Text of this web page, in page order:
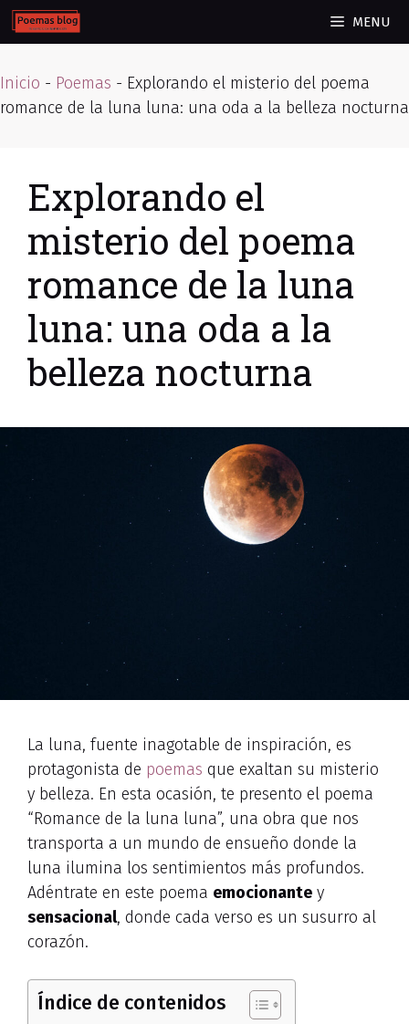
Skip
to
MENU
Inicio - Poemas - Explorando el misterio del poema
romance de la luna luna: una oda a la belleza nocturna
Explorando el
misterio del poema
romance de la luna
luna: una oda a la
belleza nocturna
La luna, fuente inagotable de inspiración, es
protagonista de poemas que exaltan su misterio
y belleza. En esta ocasión, te presento el poema
“Romance de la luna luna”, una obra que nos
transporta a un mundo de ensueño donde la
luna ilumina los sentimientos más profundos.
Adéntrate en este poema emocionante y
sensacional, donde cada verso es un susurro al
corazón.
Índice de contenidos